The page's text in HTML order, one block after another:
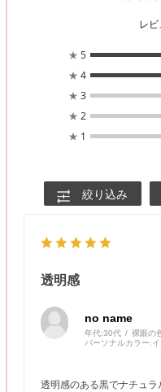
レ
★ 5
★ 4
★ 3
★ 2
★ 1
絞り込み
透明感
no name
年代:30代 裸眼の
パーソナルカラー:
透明感のある黒でナチュ